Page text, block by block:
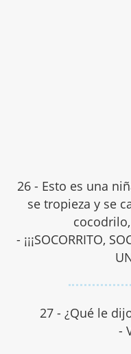
26 - Esto es una
se tropieza y se
- ¡¡¡SOCORRITO,
27 - ¿Qué le
-